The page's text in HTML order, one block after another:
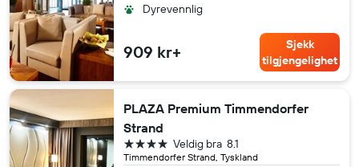
Dyrevennlig
909 kr+
Sjekk
tilgjengelighet
PLAZA Premium Timmendorfer
Strand
Timmendorfer Strand, Tyskland
8.1
Veldig bra
4 stjerner